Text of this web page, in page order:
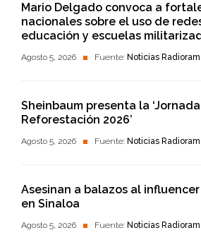
Mario Delgado convoca a
nacionales sobre el uso de
educación y escuelas
Agosto 5, 2026 Fuente: Noticias
Sheinbaum presenta la
Reforestación 2026’
Agosto 5, 2026 Fuente: Noticias
Asesinan a balazos al
en Sinaloa
Agosto 5, 2026 Fuente: Noticias